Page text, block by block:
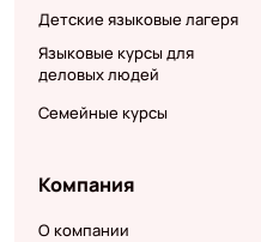
Детские языковые лагеря
Языковые курсы для
деловых людей
Семейные курсы
Компания
О компании